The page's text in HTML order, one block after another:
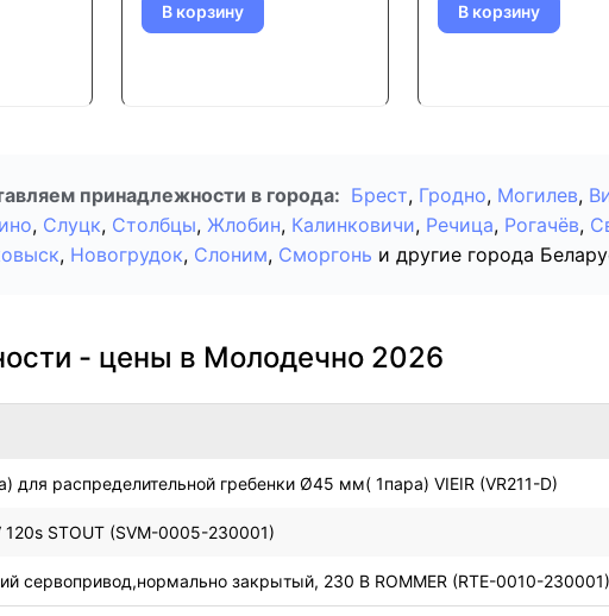
В корзину В корзину
принадлежности в города: Брест, Гродно, Могилев,
, Слуцк, Столбцы, Жлобин, Калинковичи, Речица, Рогачёв,
, Новогрудок, Слоним, Сморгонь и другие города
- цены в Молодечно 2026
для распределительной гребенки Ø45 мм( 1пара) VIEIR (VR211-D)
STOUT (SVM-0005-230001)
сервопривод,нормально закрытый, 230 В ROMMER (RTE-0010-230001)